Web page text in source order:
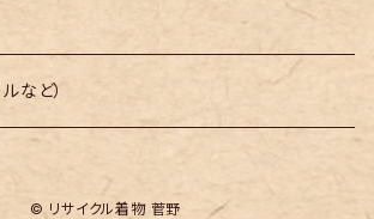
など）
© リサイクル着物 菅野